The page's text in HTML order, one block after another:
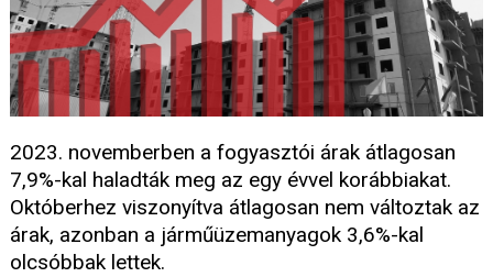
2023. novemberben a fogyasztói árak átlagosan
7,9%-kal haladták meg az egy évvel korábbiakat.
Októberhez viszonyítva átlagosan nem változtak az
árak, azonban a járműüzemanyagok 3,6%-kal
olcsóbbak lettek.